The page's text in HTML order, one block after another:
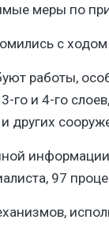
меры по
с ходом
работы,
3-го и 4-го
других
97